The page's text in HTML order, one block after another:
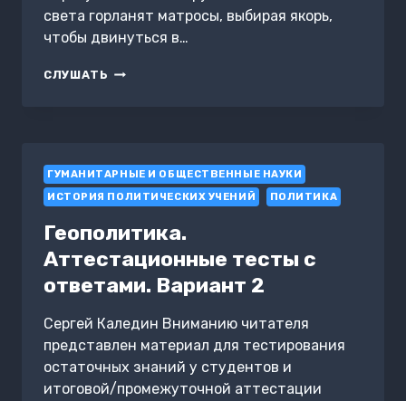
света горланят матросы, выбирая якорь,
чтобы двинуться в…
СЛУШАТЬ НА
ГУМАНИТАРНЫЕ И ОБЩЕСТВЕННЫЕ НАУКИ
ИСТОРИЯ ПОЛИТИЧЕСКИХ УЧЕНИЙ
ПОЛИТИКА
Геополитика.
Аттестационные тесты с
ответами. Вариант 2
Сергей Каледин Вниманию читателя
представлен материал для тестирования
остаточных знаний у студентов и
итоговой/промежуточной аттестации